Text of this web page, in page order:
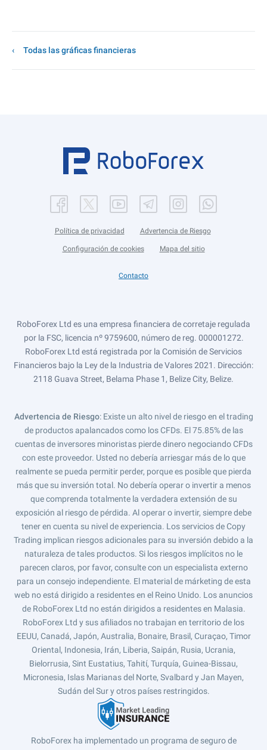
Todas las gráficas financieras
Política de privacidad Advertencia de Riesgo
Configuración de cookies Mapa del sitio
Contacto
RoboForex Ltd es una empresa financiera de corretaje regulada
por la FSC, licencia nº 9759600, número de reg. 000001272.
RoboForex Ltd está registrada por la Comisión de Servicios
Financieros bajo la Ley de la Industria de Valores 2021. Dirección:
2118 Guava Street, Belama Phase 1, Belize City, Belize.
Advertencia de Riesgo: Existe un alto nivel de riesgo en el trading
de productos apalancados como los CFDs. El 75.85% de las
cuentas de inversores minoristas pierde dinero negociando CFDs
con este proveedor. Usted no debería arriesgar más de lo que
realmente se pueda permitir perder, porque es posible que pierda
más que su inversión total. No debería operar o invertir a menos
que comprenda totalmente la verdadera extensión de su
exposición al riesgo de pérdida. Al operar o invertir, siempre debe
tener en cuenta su nivel de experiencia. Los servicios de Copy
Trading implican riesgos adicionales para su inversión debido a la
naturaleza de tales productos. Si los riesgos implícitos no le
parecen claros, por favor, consulte con un especialista externo
para un consejo independiente. El material de márketing de esta
web no está dirigido a residentes en el Reino Unido. Los anuncios
de RoboForex Ltd no están dirigidos a residentes en Malasia.
RoboForex Ltd y sus afiliados no trabajan en territorio de los
EEUU, Canadá, Japón, Australia, Bonaire, Brasil, Curaçao, Timor
Oriental, Indonesia, Irán, Liberia, Saipán, Rusia, Ucrania,
Bielorrusia, Sint Eustatius, Tahití, Turquía, Guinea-Bissau,
Micronesia, Islas Marianas del Norte, Svalbard y Jan Mayen,
Sudán del Sur y otros países restringidos.
RoboForex ha implementado un programa de seguro de